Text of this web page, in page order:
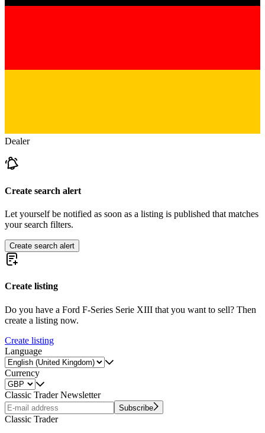
Dealer
Create search alert
Let yourself be notified as soon as a listing is published that matches
your search filters.
Create search alert
Create listing
Do you have a Ford F-Series Serie XIII that you want to sell? Then
create a listing now.
Create listing
Language
Currency
Classic Trader Newsletter
Subscribe
Classic Trader